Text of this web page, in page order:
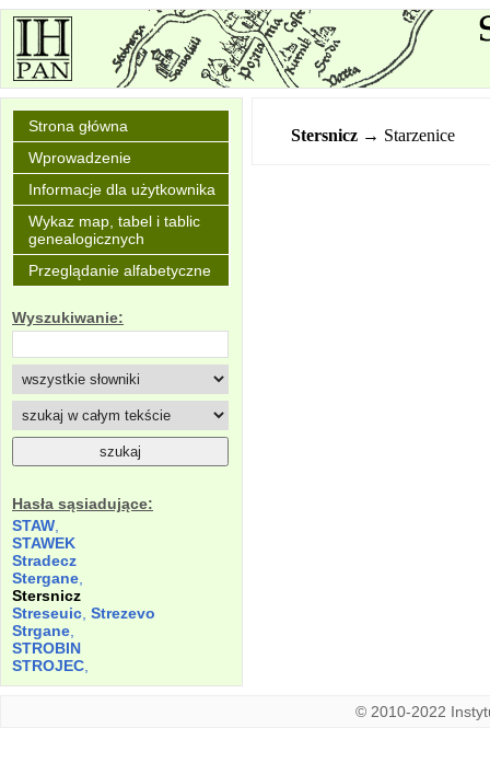
Strona główna
Wprowadzenie
Informacje dla użytkownika
Wykaz map, tabel i tablic
genealogicznych
Przeglądanie alfabetyczne
Wyszukiwanie:
Hasła sąsiadujące:
STAW
STAWEK
Stradecz
Stergane
Stersnicz
Streseuic Strezevo
Strgane
STROBIN
STROJEC
Stersnicz → Starzenice
© 2010-2022